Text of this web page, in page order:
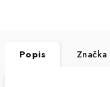
Popis Značka